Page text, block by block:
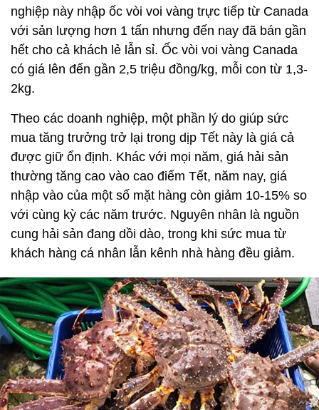
nghiệp này nhập ốc vòi voi vàng trực tiếp từ Canada
với sản lượng hơn 1 tấn nhưng đến nay đã bán gần
hết cho cả khách lẻ lẫn sỉ. Ốc vòi voi vàng Canada
có giá lên đến gần 2,5 triệu đồng/kg, mỗi con từ 1,3-
2kg.
Theo các doanh nghiệp, một phần lý do giúp sức
mua tăng trưởng trở lại trong dịp Tết này là giá cả
được giữ ổn định. Khác với mọi năm, giá hải sản
thường tăng cao vào cao điểm Tết, năm nay, giá
nhập vào của một số mặt hàng còn giảm 10-15% so
với cùng kỳ các năm trước. Nguyên nhân là nguồn
cung hải sản đang dồi dào, trong khi sức mua từ
khách hàng cá nhân lẫn kênh nhà hàng đều giảm.